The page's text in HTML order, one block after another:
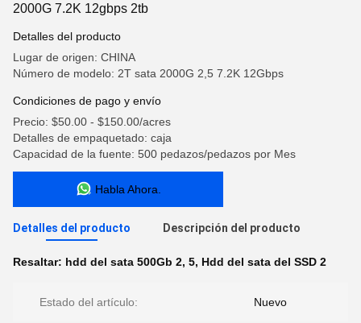
2000G 7.2K 12gbps 2tb
Detalles del producto
Lugar de origen: CHINA
Número de modelo: 2T sata 2000G 2,5 7.2K 12Gbps
Condiciones de pago y envío
Precio: $50.00 - $150.00/acres
Detalles de empaquetado: caja
Capacidad de la fuente: 500 pedazos/pedazos por Mes
Habla Ahora.
Detalles del producto Descripción del producto
Resaltar: hdd del sata 500Gb 2, 5, Hdd del sata del SSD 2
Estado del artículo: Nuevo